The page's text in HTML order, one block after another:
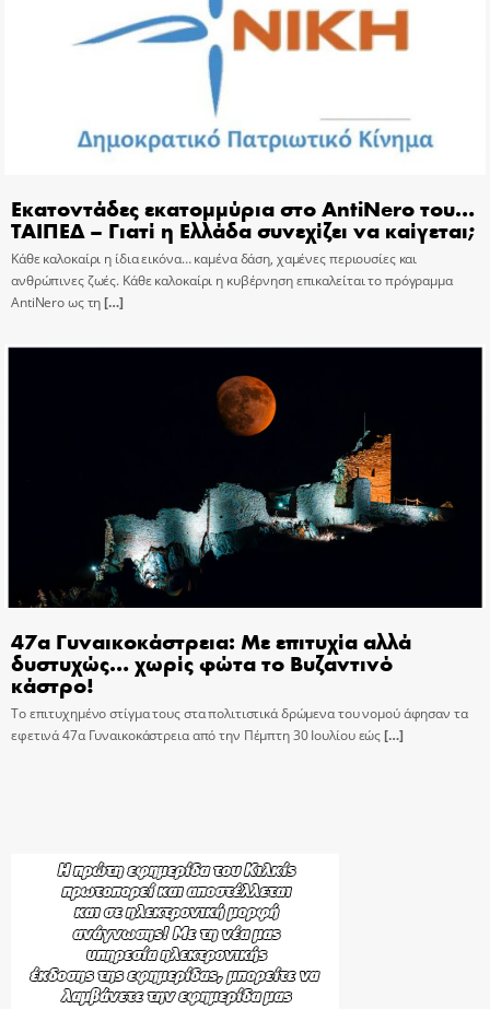
Εκατοντάδες εκατομμύρια στο AntiNero του…
ΤΑΙΠΕΔ – Γιατί η Ελλάδα συνεχίζει να καίγεται;
Κάθε καλοκαίρι η ίδια εικόνα… καμένα δάση, χαμένες περιουσίες και
ανθρώπινες ζωές. Κάθε καλοκαίρι η κυβέρνηση επικαλείται το πρόγραμμα
AntiNero ως τη[…]
47α Γυναικοκάστρεια: Με επιτυχία αλλά
δυστυχώς… χωρίς φώτα το Βυζαντινό
κάστρο!
Το επιτυχημένο στίγμα τους στα πολιτιστικά δρώμενα του νομού άφησαν τα
εφετινά 47α Γυναικοκάστρεια από την Πέμπτη 30 Ιουλίου εώς[…]